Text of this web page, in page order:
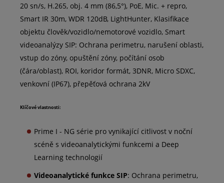
20 sn/s, H.265, obj. 4 mm (86,5°), PoE, Mic. + repro,
Smart IR 30m, WDR 120dB, LightHunter, Klasifikace
objektu člověk/vozidlo/nemotorové vozidlo, Smart
videoanalýzy SIP: Ochrana perimetru, narušení oblasti,
vstup do zóny, opuštění zóny, počítání osob
(čára/oblast), ROI, koridor formát, 3DNR, Micro SDXC,
venkovní (IP67), přepěťová ochrana 2kV
Klíčové vlastnosti:
Prime I - NG série pro vynikající citlivost v noční
scéně s videoanalytickými funkcemi a Deep
Learning technologií
Videoanalytické funkce SIP: Ochrana perimetru,